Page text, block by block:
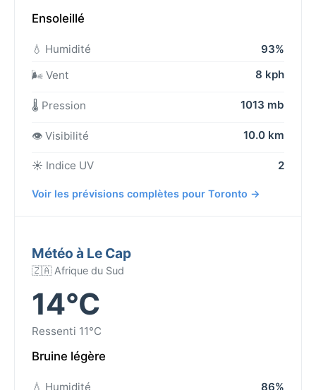
Ensoleillé
💧 Humidité
93%
🌬️ Vent
8 kph
🌡️ Pression 1013 mb
👁️ Visibilité 10.0 km
☀️ Indice UV 2
Voir les prévisions complètes pour Toronto →
Météo à Le Cap
🇿🇦 Afrique du Sud
14°C
Ressenti 11°C
Bruine légère
💧 Humidité
86%